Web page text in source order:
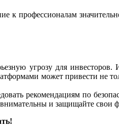
к профессионалам
угрозу для
может привести не
рекомендациям по
и защищайте свои